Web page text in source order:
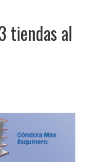
tiendas al